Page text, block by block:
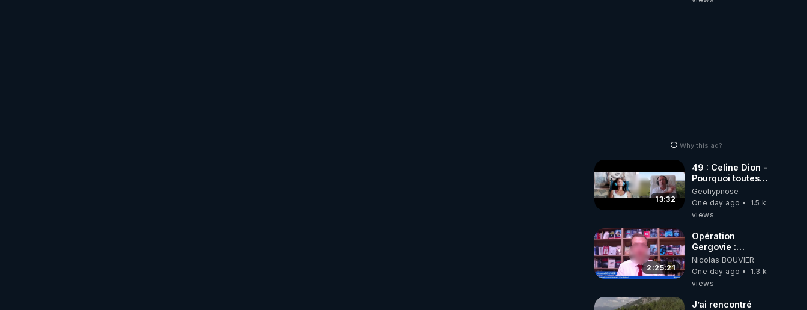
Why this ad?
13:32
49 : Celine Dion -
Pourquoi toutes
ces rumeurs ?
Enquête sous
hypnose
Geohypnose
One day ago
1.5 k
views
2:25:21
Opération
Gergovie :
‪@38resistancegauloise‬
‪@MarionSigautOfficiel‬
‪@gladysriifard5710‬
Nicolas BOUVIER
One day ago
1.3 k
views
J’ai rencontré